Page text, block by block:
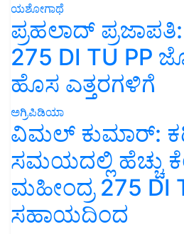
ಯಶೋಗಾಥೆ
ಪ್ರಹಲಾದ್
275 DI TU PP
ಹೊಸ ಎತ್ತರಗಳಿಗೆ
ಅಗ್ರಿಪಿಡಿಯಾ
ವಿಮಲ್ ಕುಮಾರ್:
ಸಮಯದಲ್ಲಿ ಹೆಚ್ಚು
ಮಹೀಂದ್ರ 275 DI
ಸಹಾಯದಿಂದ